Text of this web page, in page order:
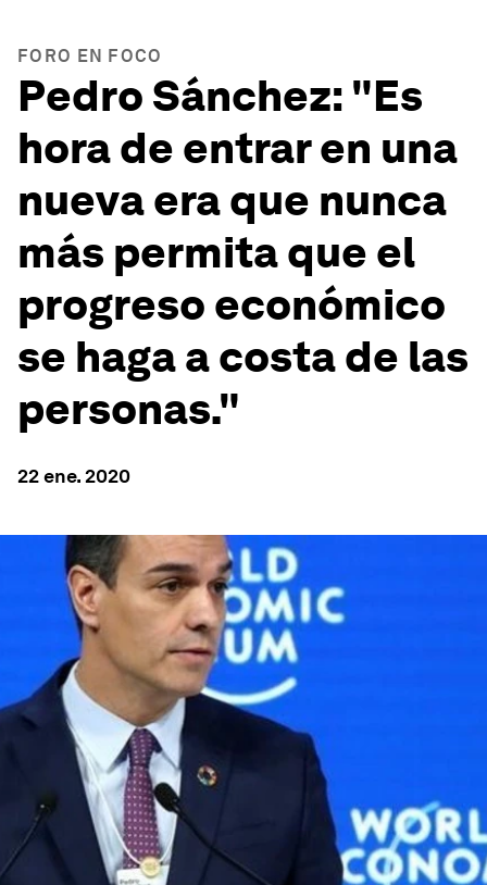
FORO EN FOCO
Pedro Sánchez: "Es
hora de entrar en una
nueva era que nunca
más permita que el
progreso económico
se haga a costa de las
personas."
22 ene. 2020